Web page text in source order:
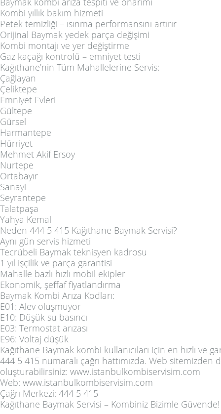
Kombi yıllık bakım hizmeti
Petek temizliği – ısınma performansını artırır
Orijinal Baymak yedek parça değişimi
Kombi montajı ve yer değiştirme
Gaz kaçağı kontrolü – emniyet testi
Kağıthane’nin Tüm Mahallelerine Servis:
Çağlayan
Çeliktepe
Emniyet Evleri
Gültepe
Gürsel
Harmantepe
Hürriyet
Mehmet Akif Ersoy
Nurtepe
Ortabayır
Sanayi
Seyrantepe
Talatpaşa
Yahya Kemal
Neden 444 5 415 Kağıthane Baymak Servisi?
Aynı gün servis hizmeti
Tecrübeli Baymak teknisyen kadrosu
1 yıl işçilik ve parça garantisi
Mahalle bazlı hızlı mobil ekipler
Ekonomik, şeffaf fiyatlandırma
Baymak Kombi Arıza Kodları:
E01: Alev oluşmuyor
E10: Düşük su basıncı
E03: Termostat arızası
E96: Voltaj düşük
Kağıthane Baymak kombi kullanıcıları için en hızlı ve
444 5 415 numaralı çağrı hattımızda. Web sitemizden
oluşturabilirsiniz: www.istanbulkombiservisim.com
Web: www.istanbulkombiservisim.com
Çağrı Merkezi: 444 5 415
Kağıthane Baymak Servisi – Kombiniz Bizimle Güvende!